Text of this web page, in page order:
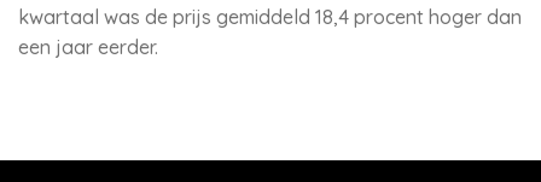
kwartaal was de prijs gemiddeld 18,4 procent hoger dan
een jaar eerder.